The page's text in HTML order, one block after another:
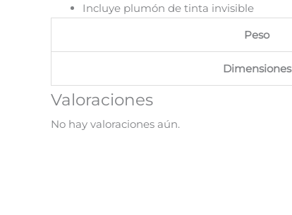
Incluye plumón de tinta invisible
Peso
Dimensiones
Valoraciones
No hay valoraciones aún.